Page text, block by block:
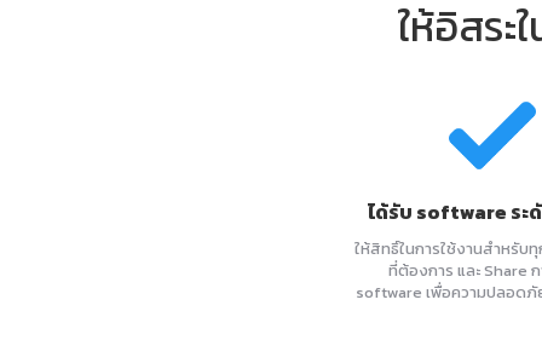
ให้อิสร
ได้รับ software ระ
ให้สิทธิ์ในการใช้งานสำหรับ
ที่ต้องการ และ Share ก
software เพื่อความปลอดภั